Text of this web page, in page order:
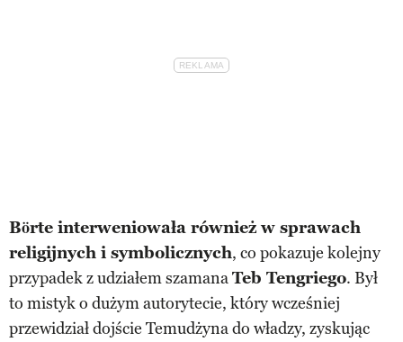
Börte interweniowała również w sprawach
religijnych i symbolicznych, co pokazuje kolejny
przypadek z udziałem szamanaTeb Tengriego. Był
to mistyk o dużym autorytecie, który wcześniej
przewidział dojście Temudżyna do władzy, zyskując